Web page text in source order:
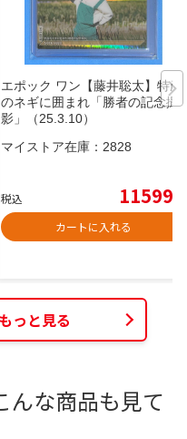
エポック ワン【藤井聡太】特産
のネギに囲まれ「勝者の記念撮
影」（25.3.10）
マイストア在庫： 2828
税込 11599
カートに入れる
っと見る
んな商品も見て